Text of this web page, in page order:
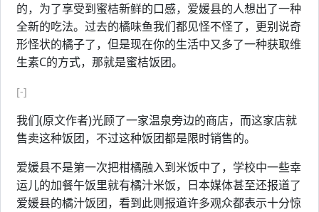
的，为了享受到蜜桔新鲜的口感，爱媛县的人想出了一种
全新的吃法。过去的橘味鱼我们都见怪不怪了，更别说奇
形怪状的橘子了，但是现在你的生活中又多了一种获取维
生素C的方式，那就是蜜桔饭团。
[-]
我们(原文作者)光顾了一家温泉旁边的商店，而这家店就
售卖这种饭团，不过这种饭团都是限时销售的。
爱媛县不是第一次把柑橘融入到米饭中了，学校中一些幸
运儿的加餐午饭里就有橘汁米饭，日本媒体甚至还报道了
爱媛县的橘汁饭团，看到此则报道许多观众都表示十分惊